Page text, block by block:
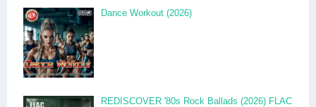
Dance Workout (2026)
REDISCOVER '80s Rock Ballads (2026) FLAC